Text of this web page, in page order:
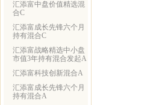
汇添富中盘价值精选混
合C
汇添富成长先锋六个月
持有混合C
汇添富战略精选中小盘
市值3年持有混合发起A
汇添富科技创新混合A
汇添富成长先锋六个月
持有混合A